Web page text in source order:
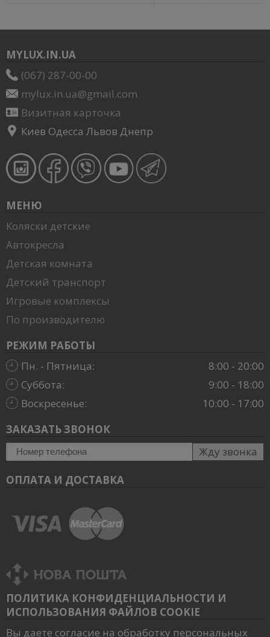
MYLUX.IN.UA
(067) 287-00-00
mylux.in.ua@gmail.com
Визитная карточка
Киев Одесса Львов Днепр
МЕНЮ
Коляски детские
Автокресла
Детская комната
Детский транспорт
Игровые комплексы
По производителю
РЕЖИМ РАБОТЫ
Пн. - Пятница:
8:00 - 20:00
Суббота:
9:00 - 18:00
Воскресенье:
10:00 - 17:00
ЗАКАЗАТЬ ЗВОНОК
Жду звонка
ОПЛАТА И ДОСТАВКА
ПОЛИТИКА КОНФИДЕНЦИАЛЬНОСТИ И
ИСПОЛЬЗОВАНИЯ ФАЙЛОВ COOKIE
Вы даете согласие на обработку персональных